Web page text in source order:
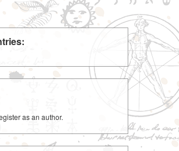
as an author.